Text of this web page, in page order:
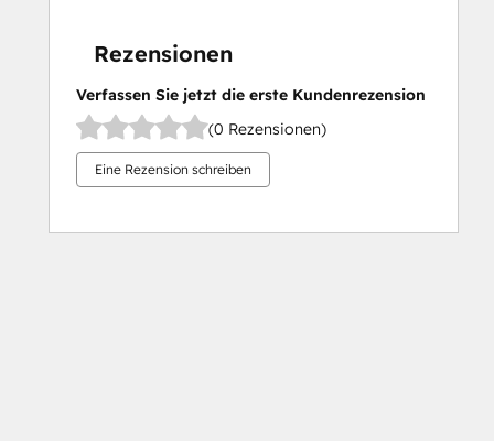
Rezensionen
Verfassen Sie jetzt die erste Kundenrezension
(0 Rezensionen)
Eine Rezension schreiben